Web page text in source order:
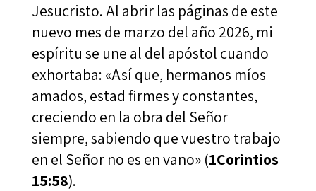
Jesucristo. Al abrir las páginas de este
nuevo mes de marzo del año 2026, mi
espíritu se une al del apóstol cuando
exhortaba: «Así que, hermanos míos
amados, estad firmes y constantes,
creciendo en la obra del Señor
siempre, sabiendo que vuestro trabajo
en el Señor no es en vano» (1Corintios
15:58).